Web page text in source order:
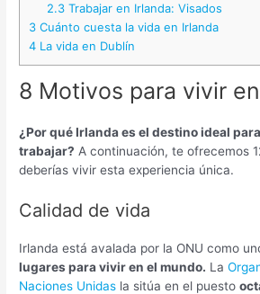
2.3Trabajar en Irlanda: Visados
3 Cuánto cuesta la vida en Irlanda
4 La vida en Dublín
8 Motivos para vivir
¿Por qué Irlanda es el destino ideal
trabajar? A continuación, te ofrecemos
deberías vivir esta experiencia única.
Calidad de vida
Irlanda está avalada por la ONU como
lugares para vivir en el mundo. La
Naciones Unidas la sitúa en el puesto